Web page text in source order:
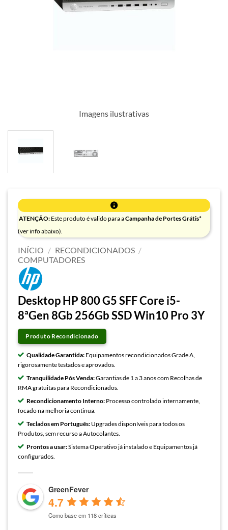
Imagens ilustrativas
ATENÇÃO: Este produto é valido para aCampanha de Portes Grátis*
(ver info abaixo).
INÍCIO / RECONDICIONADOS /
COMPUTADORES
Desktop HP 800 G5 SFF Core i5-
8ªGen 8Gb 256Gb SSD Win10 Pro 3Y
Produto Recondicionado
Qualidade Garantida: Equipamentos recondicionados Grade A,
rigorosamente testados e aprovados.
Tranquilidade Pós Venda:Garantias de 1 a 3 anos com Recolhas de
RMA gratuitas para Recondicionados.
Recondicionamento Interno: Processo controlado internamente,
focado na melhoria continua.
Teclados em Português: Upgrades disponíveis para todos os
Produtos, sem recurso a Autocolantes.
Prontos a usar:Sistema Operativo já instalado e Equipamentos já
configurados.
GreenFever
4.7
Como base em 118 críticas